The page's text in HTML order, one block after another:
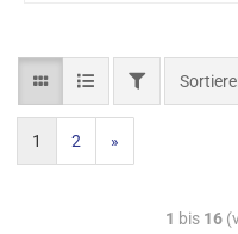
1 2 »
1 bis 16